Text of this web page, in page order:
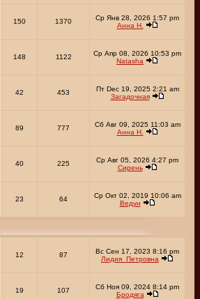
150 1370
Ср Янв 28, 2026 1:57 pm
Анна Н.
148 1122
Ср Апр 08, 2026 10:53 pm
Natasha
42 453
Пт Dec 19, 2025 2:21 am
Загадочная
89 777
Сб Авг 09, 2025 11:03 am
Анна Н.
40 225
Ср Авг 05, 2026 4:27 pm
Сирень
23 64
Ср Окт 02, 2019 10:06 am
Ведун
12 87
Вс Сен 17, 2023 8:16 pm
Лидия_Петровна
19 107
Сб Ноя 09, 2024 8:14 pm
Бродяга